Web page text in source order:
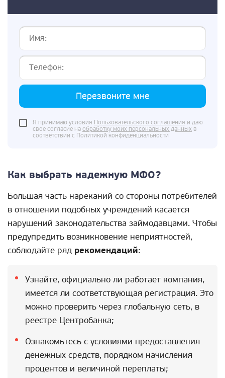
Перезвоните мне
Я принимаю условия Пользовательского соглашения и даю
свое согласие на обработку моих персональных данных в
соответствии с Политикой конфиденциальности
Как выбрать надежную МФО?
Большая часть нареканий со стороны потребителей
в отношении подобных учреждений касается
нарушений законодательства займодавцами. Чтобы
предупредить возникновение неприятностей,
соблюдайте ряд рекомендаций:
Узнайте, официально ли работает компания,
имеется ли соответствующая регистрация. Это
можно проверить через глобальную сеть, в
реестре Центробанка;
Ознакомьтесь с условиями предоставления
денежных средств, порядком начисления
процентов и величиной переплаты;